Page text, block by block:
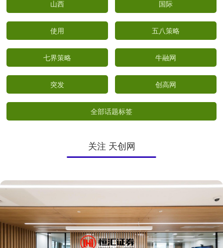
山西 国际
使用 五八策略
七界策略 牛融网
突发 创高网
全部话题标签
关注 天创网